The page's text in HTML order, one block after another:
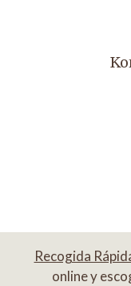
Recogida
online y